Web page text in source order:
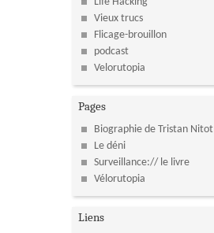
Vieux trucs
Flicage-brouillon
podcast
Velorutopia
Pages
Biographie de Tristan Nitot
Le déni
Surveillance:// le livre
Vélorutopia
Liens